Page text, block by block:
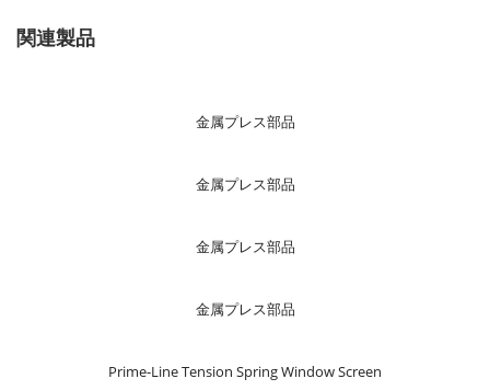
関連製品
金属プレス部品
金属プレス部品
金属プレス部品
金属プレス部品
Prime-Line Tension Spring Window Screen